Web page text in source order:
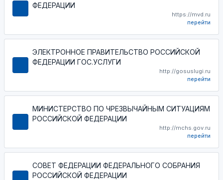
ФЕДЕРАЦИИ
https://mvd.ru
перейти
ЭЛЕКТРОННОЕ ПРАВИТЕЛЬСТВО РОССИЙСКОЙ
ФЕДЕРАЦИИ ГОС.УСЛУГИ
http://gosuslugi.ru
перейти
МИНИСТЕРСТВО ПО ЧРЕЗВЫЧАЙНЫМ СИТУАЦИЯМ
РОССИЙСКОЙ ФЕДЕРАЦИИ
http://mchs.gov.ru
перейти
СОВЕТ ФЕДЕРАЦИИ ФЕДЕРАЛЬНОГО СОБРАНИЯ
РОССИЙСКОЙ ФЕДЕРАЦИИ